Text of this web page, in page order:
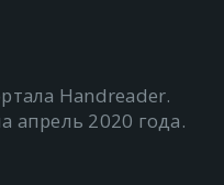
Handreader.
апрель 2020 года.